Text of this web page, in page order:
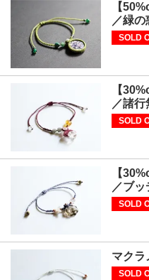
【
／緑の
SOLD
【
／諸行
SOLD
【
／ブッ
SOLD
マクラ
SOLD